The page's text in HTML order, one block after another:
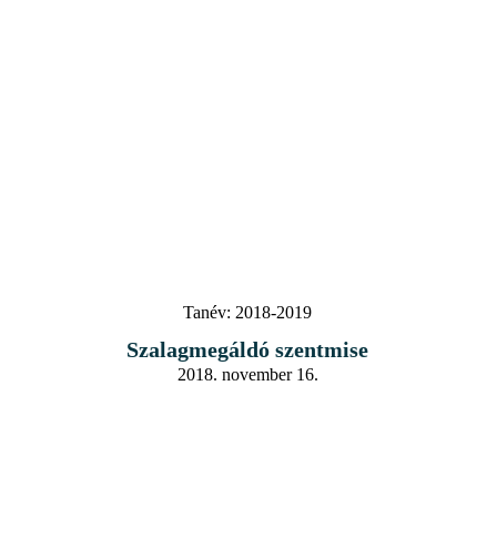
Tanév: 2018-2019
Szalagmegáldó szentmise
2018. november 16.